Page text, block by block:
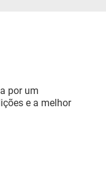
por um
e a melhor